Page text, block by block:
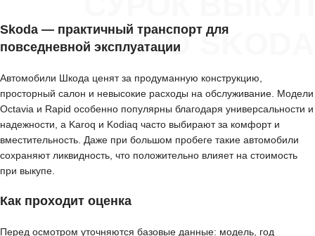
АВТО SKODA
Skoda — практичный транспорт для
повседневной эксплуатации
Автомобили Шкода ценят за продуманную конструкцию,
просторный салон и невысокие расходы на обслуживание. Модели
Octavia и Rapid особенно популярны благодаря универсальности и
надежности, а Karoq и Kodiaq часто выбирают за комфорт и
вместительность. Даже при большом пробеге такие автомобили
сохраняют ликвидность, что положительно влияет на стоимость
при выкупе.
Как проходит оценка
Перед осмотром уточняются базовые данные: модель, год